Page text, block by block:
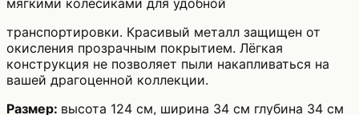
мягкими колёсиками для удобной
транспортировки. Красивый металл защищен от
окисления прозрачным покрытием. Лёгкая
конструкция не позволяет пыли накапливаться на
вашей драгоценной коллекции.
Размер: высота 124 см, ширина 34 см глубина 34 см